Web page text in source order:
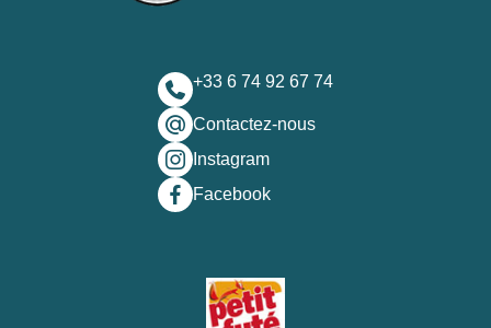
+33 6 74 92 67 74
Contactez-nous
Instagram
Facebook